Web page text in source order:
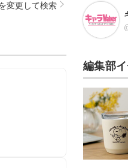
変更して検索
編集部